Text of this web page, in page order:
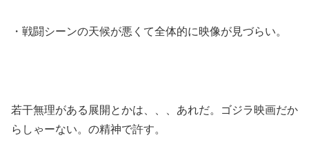
・戦闘シーンの天候が悪くて全体的に映像が見づらい。
若干無理がある展開とかは、、、あれだ。ゴジラ映画だか
らしゃーない。の精神で許す。